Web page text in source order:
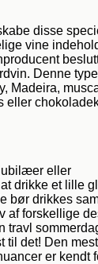
disse
vine
Denne
Madeira,
eller
eller
drikke et lille
bør drikkes
af forskellige
travl
til det! Den mest
er kendt